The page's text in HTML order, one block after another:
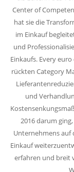
Center of
hat sie die
im Einkauf
und
Einkaufs. Every
rückten Category
und
2016 darum
Unternehmens auf
Einkauf
erfahren und breit